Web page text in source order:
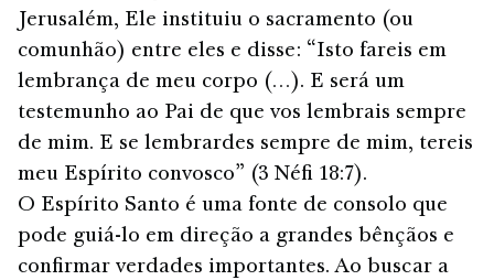
Jerusalém, Ele instituiu o sacramento (ou
comunhão) entre eles e disse: “Isto fareis em
lembrança de meu corpo (…). E será um
testemunho ao Pai de que vos lembrais sempre
de mim. E se lembrardes sempre de mim, tereis
meu Espírito convosco” (3 Néfi 18:7).
O Espírito Santo é uma fonte de consolo que
pode guiá-lo em direção a grandes bênçãos e
confirmar verdades importantes. Ao buscar a